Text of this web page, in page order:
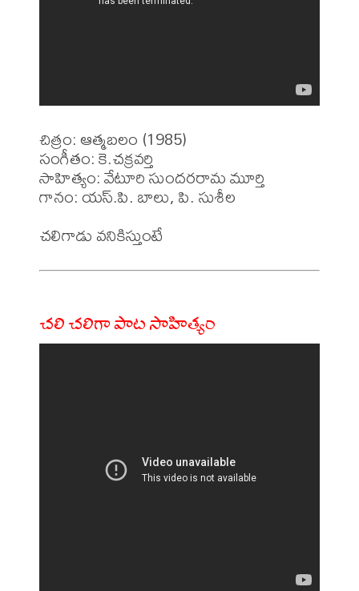
చిత్రం: ఆత్మబలం (1985)
సంగీతం: కె.చక్రవర్తి
సాహిత్యం: వేటూరి సుందరరామ మూర్తి
గానం: యస్.పి. బాలు, పి. సుశీల
చలి చలిగా పాట సాహిత్యం